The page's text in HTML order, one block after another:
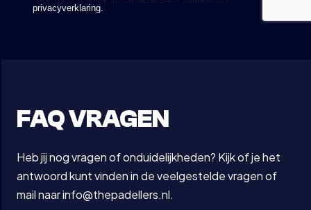
FAQ VRAGEN
Heb jij nog vragen of onduidelijkheden? Kijk of je het
antwoord kunt vinden in de veelgestelde vragen of
mail naar info@thepadellers.nl.